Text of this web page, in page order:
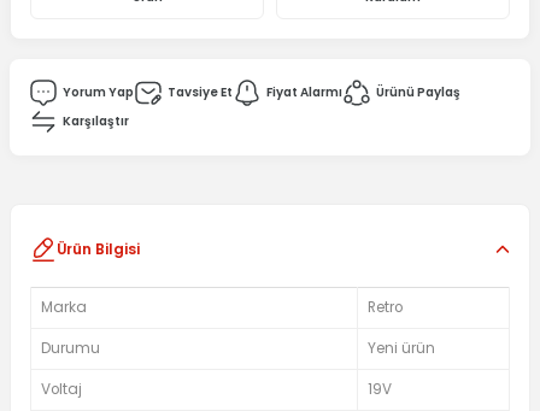
Yorum Yap Tavsiye Et Fiyat Alarmı
Ürünü Paylaş
Karşılaştır
Ürün Bilgisi
Marka Retro
Durumu Yeni ürün
Voltaj 19V